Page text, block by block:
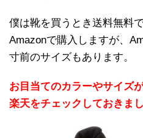
僕は靴を買うとき送料無料
Amazonで購入しますが、
寸前のサイズもあります。
お目当てのカラーやサイズ
楽天をチェックしておきまし